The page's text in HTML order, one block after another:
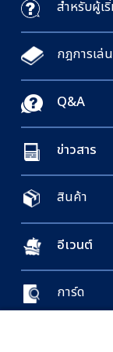
สำหรับผู้เ
กฎการเล่น
Q&A
ข่าวสาร
สินค้า
อีเวนต์
การ์ด